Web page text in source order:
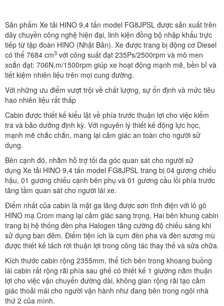
Sản phẩm Xe tải HINO 9,4 tấn model FG8JPSL được sản xuất trên
dây chuyền công nghệ hiện đại, linh kiện đồng bộ nhập khẩu trực
tiếp từ tập đoàn HINO (Nhật Bản). Xe được trang bị động cơ Diesel
có thể 7684 cm3 với công suất đạt 235Ps/2500rpm và mô men
xoắn đạt: 706N.m/1500rpm giúp xe hoạt động mạnh mẽ, bền bỉ và
tiết kiệm nhiên liệu trên mọi cung đường.
Với những ưu điểm vượt trội về chất lượng, sự ổn định và mức tiêu
hao nhiên liệu rất thấp
Cabin được thiết kế kiểu lật về phía trước thuận lợi cho việc kiểm
tra và bảo dưỡng định kỳ. Với nguyên lý thiết kế động lực học,
mạnh mẽ chắc chắn, mang lại cảm giác an toàn cho người sử
dụng.
Bên cạnh đó, nhằm hỗ trợ tối đa góc quan sát cho người sử
dụng Xe tải HINO 9,4 tấn model FG8JPSL trang bị 04 gương chiếu
hậu, 01 gương chiếu cạnh bên phụ và 01 gương cầu lồi phía trước
tăng tầm quan sát cho người lái xe.
Điểm nhất của cabin là mặt ga lăng được sơn tĩnh điện với lô gô
HINO mạ Crom mang lại cảm giác sang trọng, Hai bên khung cabin
trang bị hệ thống đèn pha Halogen tăng cường độ chiếu sáng khi
sử dụng ban đêm. Điểm tiện ích là cụm đèn pha và đèn sương mù
được thiết kế tách rời thuận lợi trong công tác thay thế và sửa chữa.
Kích thước cabin rộng 2355mm, thể tích bên trong khoang buồng
lái cabin rất rộng rãi phía sau ghế có thiết kế 1 giường nằm thuận
lợi cho việc vận chuyển đường dài, không gian rộng rãi tạo cảm
giác thoải mái cho người vận hành như đang bên trong ngôi nhà
thứ 2 của mình.